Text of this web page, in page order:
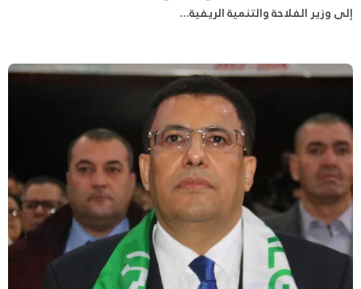
إلى وزير الفلاحة والتنمية الريفية...